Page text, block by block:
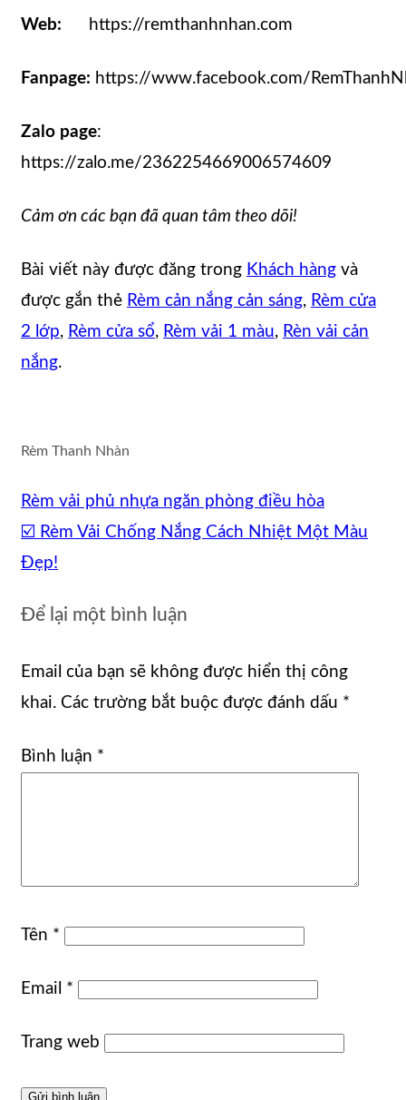
Web: https://remthanhnhan.com
Fanpage: https://www.facebook.com/
Zalo page:
https://zalo.me/2362254669006574609
Cảm ơn các bạn đã quan tâm theo dõi!
Bài viết này được đăng trong Khách hàng và
được gắn thẻ Rèm cản nắng cản sáng, Rèm cửa
2 lớp, Rèm cửa sổ, Rèm vải 1 màu, Rèn vải cản
nắng.
Rèm Thanh Nhàn
Rèm vải phủ nhựa ngăn phòng điều hòa
☑️ Rèm Vải Chống Nắng Cách Nhiệt Một Màu
Đẹp!
Để lại một bình luận
Email của bạn sẽ không được hiển thị công
khai. Các trường bắt buộc được đánh dấu *
Bình luận *
Tên *
Email *
Trang web